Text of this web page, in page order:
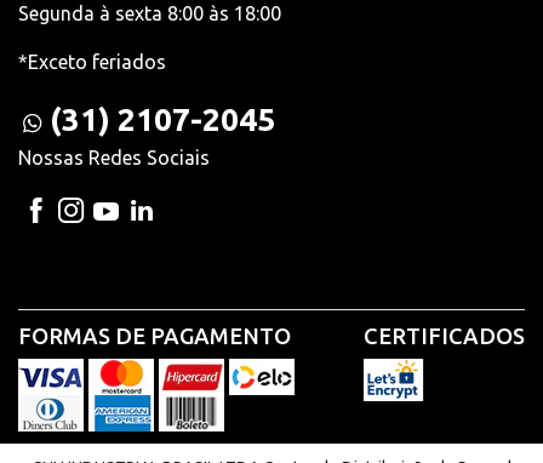
Segunda à sexta 8:00 às 18:00
*Exceto feriados
(31) 2107-2045
Nossas Redes Sociais
FORMAS DE PAGAMENTO CERTIFICADOS